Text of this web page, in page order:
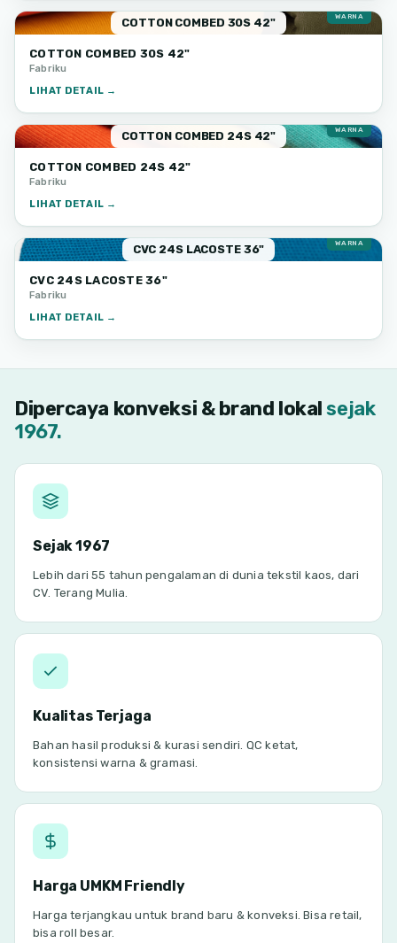
COTTON COMBED 30S 42" WARNA
COTTON COMBED 30S 42"
Fabriku
LIHAT DETAIL →
COTTON COMBED 24S 42" WARNA
COTTON COMBED 24S 42"
Fabriku
LIHAT DETAIL →
CVC 24S LACOSTE 36" WARNA
CVC 24S LACOSTE 36"
Fabriku
LIHAT DETAIL →
Dipercaya konveksi & brand lokalsejak
1967.
Sejak 1967
Lebih dari 55 tahun pengalaman di dunia tekstil kaos, dari
CV. Terang Mulia.
Kualitas Terjaga
Bahan hasil produksi & kurasi sendiri. QC ketat,
konsistensi warna & gramasi.
Harga UMKM Friendly
Harga terjangkau untuk brand baru & konveksi. Bisa retail,
bisa roll besar.